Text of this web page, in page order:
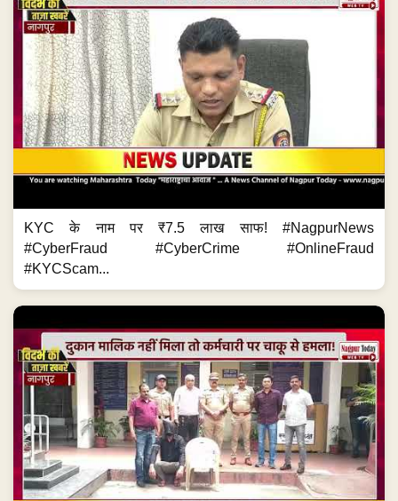
KYC के नाम पर ₹7.5 लाख साफ! #NagpurNews
#CyberFraud #CyberCrime #OnlineFraud
#KYCScam...